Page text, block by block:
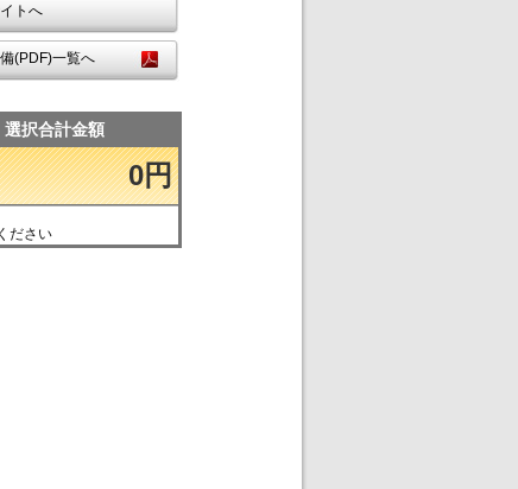
トへ
(PDF)一覧へ
選択合計金額
0円
ださい